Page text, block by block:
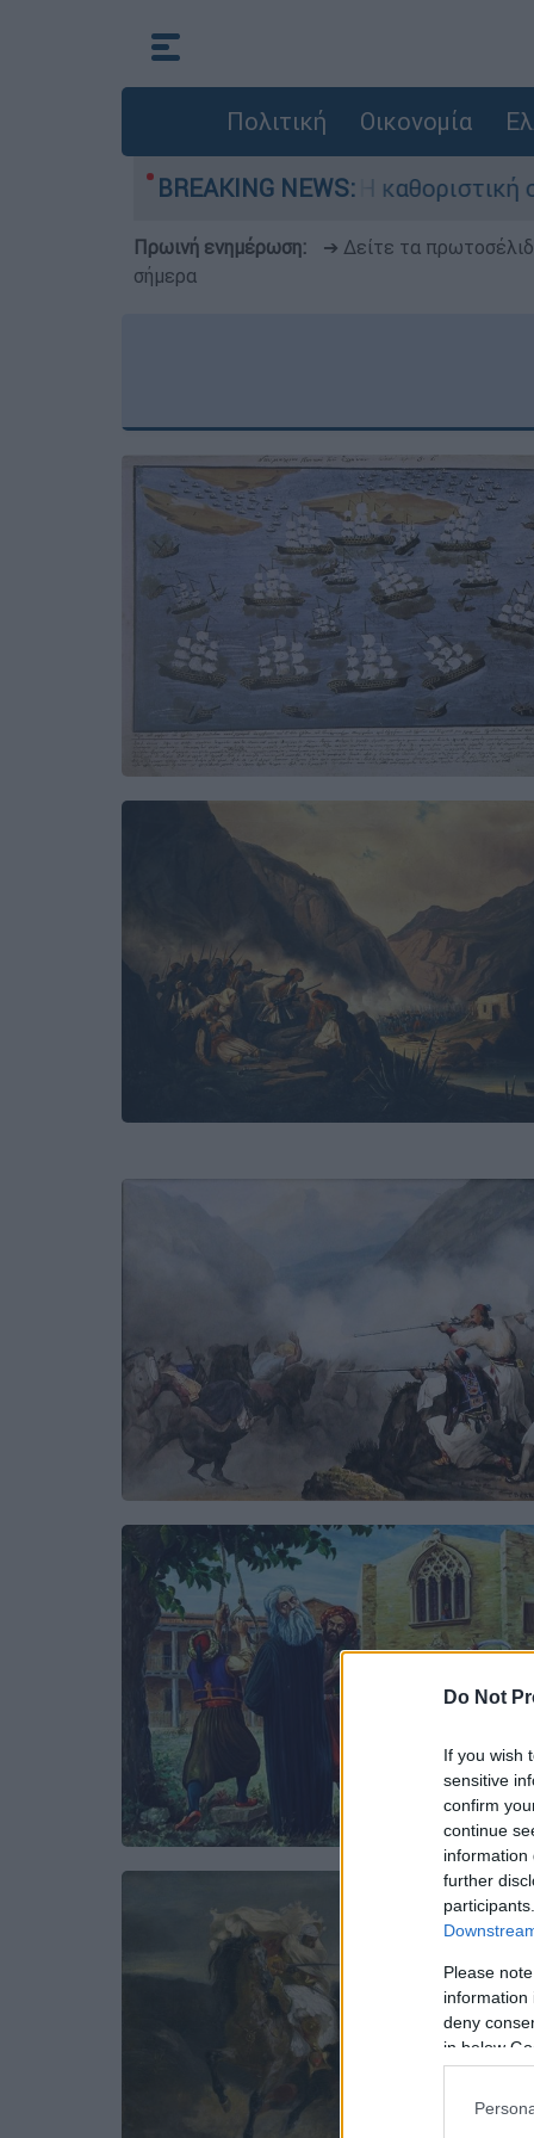
Do Not
If you wish
sensitive
confirm
continue
information
further
Please
information
deny
in below
Πολιτική Οικονομία
BREAKING NEWS:
Όρμπιτ - Η καθοριστική συμβολή του στο
Πρωινή ενημέρωση: ➔ Δείτε τα
σήμερα